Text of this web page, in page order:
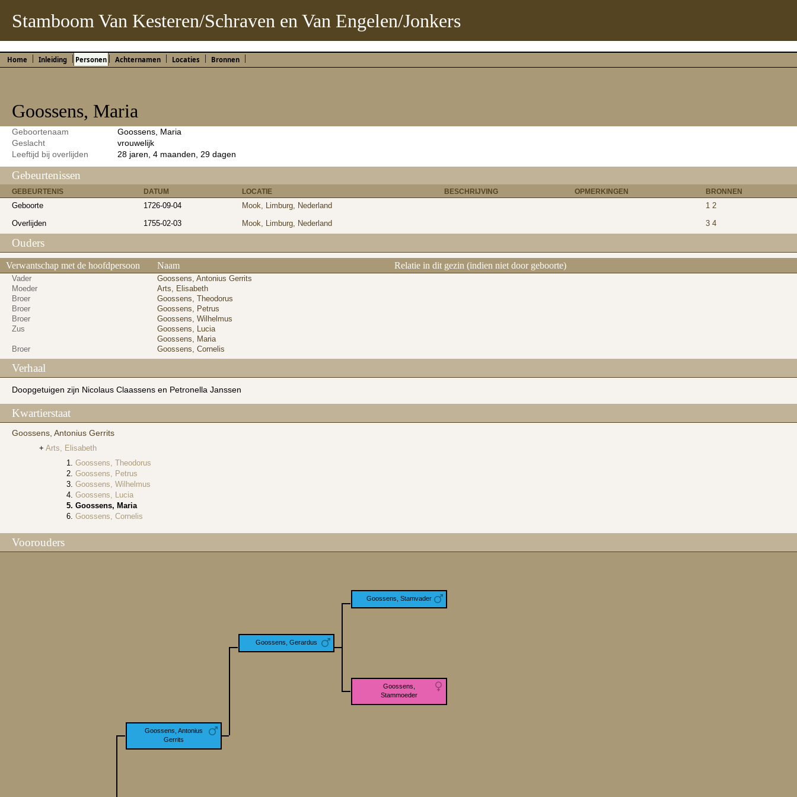
Stamboom Van Kesteren/Schraven en Van Engelen/Jonkers
Home Inleiding Personen Achternamen Locaties Bronnen
Goossens, Maria
Geboortenaam
Goossens, Maria
Geslacht
vrouwelijk
Leeftijd bij overlijden
28 jaren, 4 maanden, 29 dagen
Gebeurtenissen
GEBEURTENIS DATUM LOCATIE BESCHRIJVING OPMERKINGEN BRONNEN
Geboorte 1726-09-04 Mook, Limburg, Nederland 1 2
Overlijden
1755-02-03 Mook, Limburg, Nederland 3 4
Ouders
Verwantschap met de hoofdpersoon Naam Relatie in dit gezin (indien niet door geboorte)
Vader
Goossens, Antonius Gerrits
Moeder
Arts, Elisabeth
Broer
Goossens, Theodorus
Broer
Goossens, Petrus
Broer
Goossens, Wilhelmus
Zus
Goossens, Lucia
Goossens, Maria
Broer
Goossens, Cornelis
Verhaal
Doopgetuigen zijn Nicolaus Claassens en Petronella Janssen
Kwartierstaat
Goossens, Antonius Gerrits
Arts, Elisabeth
Goossens, Theodorus
Goossens, Petrus
Goossens, Wilhelmus
Goossens, Lucia
Goossens, Maria
Goossens, Cornelis
Voorouders
Goossens, Antonius
Gerrits
Goossens, Gerardus
Goossens, Stamvader
Goossens,
Stammoeder